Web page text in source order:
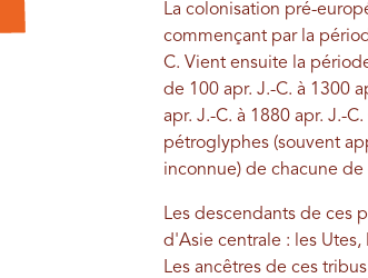
La colonisation pré-
commençant par la
C. Vient ensuite la
de 100 apr. J.-C. à 1300
apr. J.-C. à 1880 apr. J.-
pétroglyphes (souvent
inconnue) de chacune de
Les descendants de ces
d'Asie centrale : les Utes,
Les ancêtres de ces